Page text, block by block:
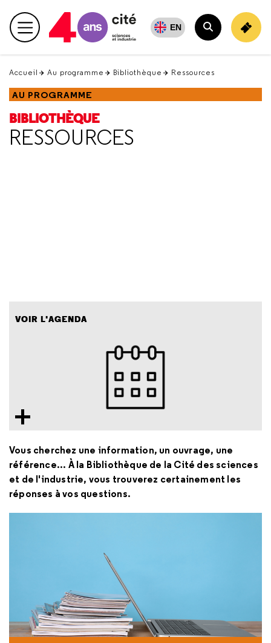
en
haut Menu principal EN
Rechercher
Accueil Au programme Bibliothèque Ressources
AU PROGRAMME
BIBLIOTHÈQUE
RESSOURCES
VOIR L'AGENDA
Vous cherchez une information, un ouvrage, une
référence... À la Bibliothèque de la Cité des sciences
et de l'industrie, vous trouverez certainement les
réponses à vos questions.